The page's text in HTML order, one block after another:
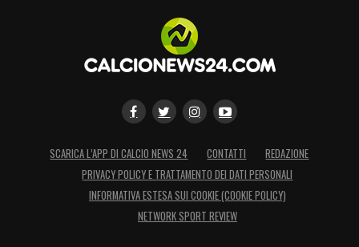
SCARICA L’APP DI CALCIO NEWS 24 CONTATTI
REDAZIONE
PRIVACY POLICY E TRATTAMENTO DEI DATI PERSONALI
INFORMATIVA ESTESA SUI COOKIE (COOKIE POLICY)
NETWORK SPORT REVIEW